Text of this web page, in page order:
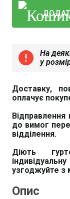
error
На
у
Доставку,
оплачує
Відправлення
до вимог
відділення.
Діють
узгоджуйте
Опис